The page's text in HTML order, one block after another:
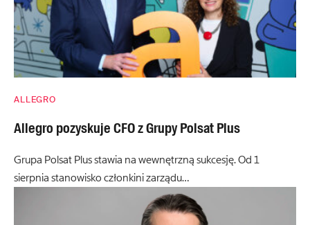
ALLEGRO
Allegro pozyskuje CFO z Grupy Polsat Plus
Grupa Polsat Plus stawia na wewnętrzną sukcesję. Od 1
sierpnia stanowisko członkini zarządu…